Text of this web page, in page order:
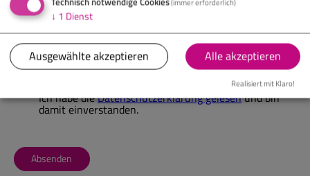
Ich habe dieDatenschutzerklärung gelesenund bin
damit einverstanden.
Absenden
↓ 1 Dienst
Ausgewählte akzeptieren Alle akzeptieren
Realisiert mit Klaro!